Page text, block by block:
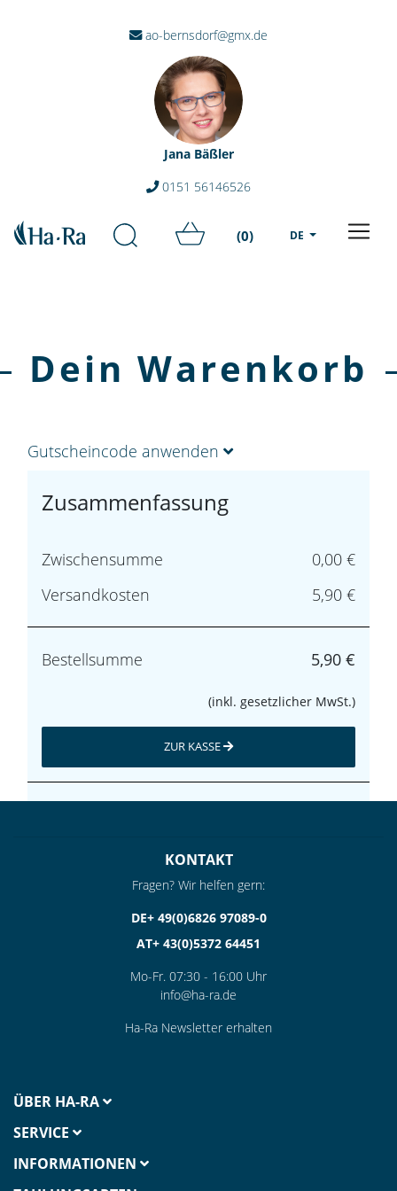
ao-bernsdorf@gmx.de
Jana Bäßler
0151 56146526
(0) DE
Dein Warenkorb
Gutscheincode anwenden
Zusammenfassung
Zwischensumme
0,00 €
Versandkosten
5,90 €
Bestellsumme 5,90 €
(inkl. gesetzlicher MwSt.)
ZUR KASSE
KONTAKT
Fragen? Wir helfen gern:
DE+ 49(0)6826 97089-0
AT+ 43(0)5372 64451
Mo-Fr. 07:30 - 16:00 Uhr
info@ha-ra.de
Ha-Ra Newsletter erhalten
ÜBER HA-RA
SERVICE
INFORMATIONEN